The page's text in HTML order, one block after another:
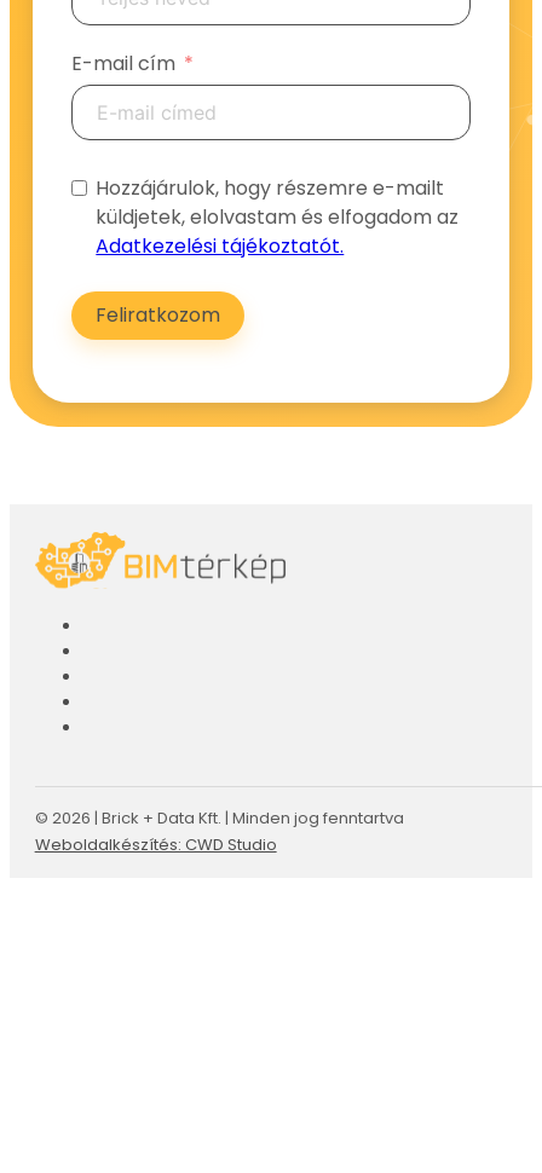
E-mail cím
Hozzájárulok, hogy részemre e-mailt
küldjetek, elolvastam és elfogadom az
Adatkezelési tájékoztatót.
Feliratkozom
© 2026 | Brick + Data Kft. | Minden jog fenntartva
Weboldalkészítés: CWD Studio